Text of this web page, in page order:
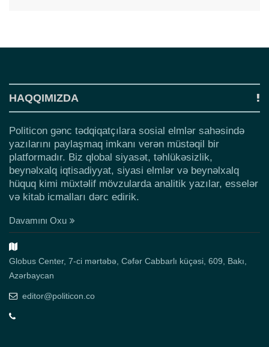
HAQQIMIZDA
Politicon gənc tədqiqatçılara sosial elmlər sahəsində
yazılarını paylaşmaq imkanı verən müstəqil bir
platformadır. Biz qlobal siyasət, təhlükəsizlik,
beynəlxalq iqtisadiyyat, siyasi elmlər və beynəlxalq
hüquq kimi müxtəlif mövzularda analitik yazılar, esselər
və kitab icmalları dərc edirik.
Davamını Oxu
Globus Center, 7-ci mərtəbə, Cəfər Cabbarlı küçəsi, 609, Bakı,
Azərbaycan
editor@politicon.co